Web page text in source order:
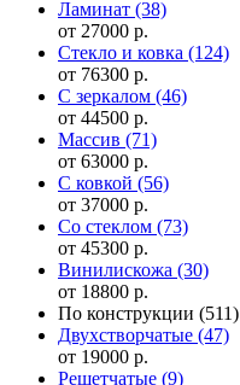
Ламинат (38)
от 27000 р.
Стекло и ковка (124)
от 76300 р.
С зеркалом (46)
от 44500 р.
Массив (71)
от 63000 р.
С ковкой (56)
от 37000 р.
Со стеклом (73)
от 45300 р.
Винилискожа (30)
от 18800 р.
По конструкции (511)
Двухстворчатые (47)
от 19000 р.
Решетчатые (9)